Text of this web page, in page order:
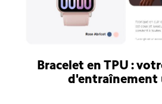
Bracelet en TPU :
d'entraînement